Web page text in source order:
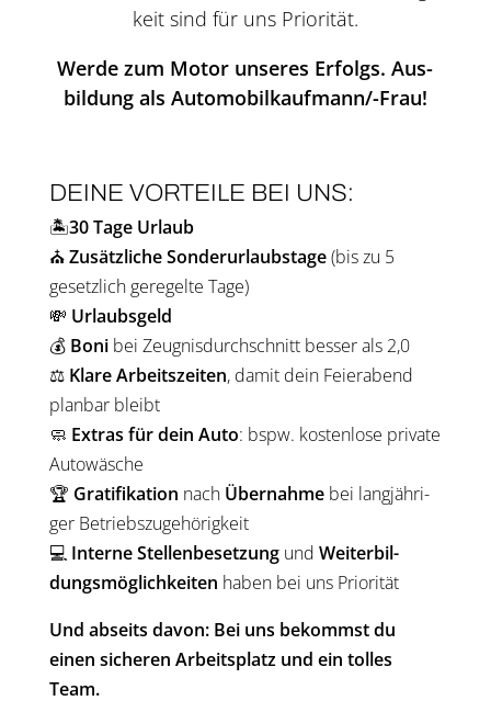
keit sind für uns Prio­ri­tät.
Wer­de zum Motor unse­res Erfolgs. Aus­
bil­dung als Auto­mo­bil­kauf­man­n/-Frau!
DEI­NE VOR­TEI­LE BEI UNS:
🏝️30 Tage Urlaub
⛪Zusätz­li­che Son­der­ur­laubs­ta­ge(bis zu 5
gesetz­lich gere­gel­te Tage)
💸 Urlaubs­geld
💰 Bonibei Zeug­nis­durch­schnitt bes­ser als 2,0
⚖️ Kla­re Arbeits­zei­ten, damit dein Fei­er­abend
plan­bar bleibt
🧼 Extras für dein Auto: bspw. kos­ten­lo­se pri­va­te
Auto­wä­sche
🏆 Gra­ti­fi­ka­ti­on nach Über­nah­mebei lang­jäh­ri­
ger Betriebs­zu­ge­hö­rig­keit
💻 Inter­ne Stel­len­be­set­zungund Wei­ter­bil­
dungs­mög­lich­kei­ten haben bei uns Prio­ri­tät
Und abseits davon: Bei uns bekommst du
einen siche­ren Arbeits­platz und ein tol­les
Team.